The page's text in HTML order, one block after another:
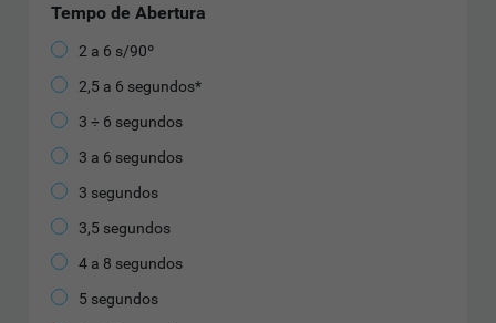
Tempo de Abertura
2 a 6 s/90º
2,5 a 6 segundos*
3 ÷ 6 segundos
3 a 6 segundos
3 segundos
3,5 segundos
4 a 8 segundos
5 segundos